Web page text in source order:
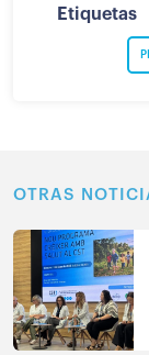
Etiquetas
OTRAS